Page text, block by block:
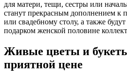
для матери, тещи, сестры или
станут прекрасным дополнением к
или свадебному столу, а также
подарком женской половине
Живые цветы и
приятной цене